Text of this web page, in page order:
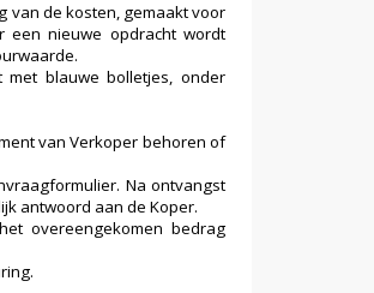
van de kosten, gemaakt voor
een nieuwe opdracht wordt
blauwe bolletjes, onder
van Verkoper behoren of
Na ontvangst
antwoord aan de Koper.
overeengekomen bedrag